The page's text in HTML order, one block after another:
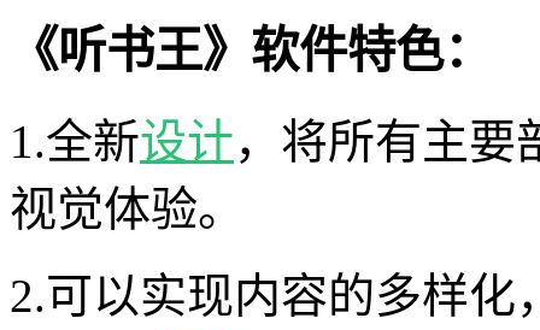
《听书王》软件特色：
1.全新设计，将所有主要
视觉体验。
2.可以实现内容的多样